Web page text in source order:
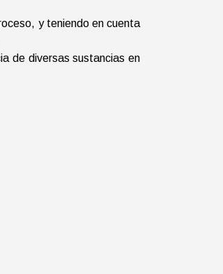
y teniendo en cuenta
de diversas sustancias en